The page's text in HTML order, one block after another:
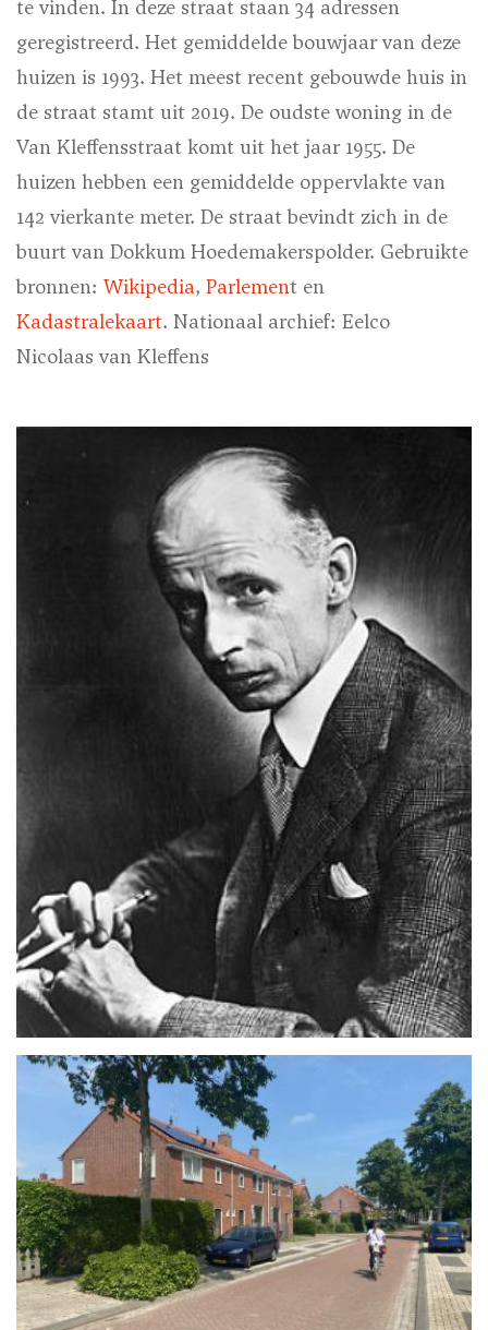
te vinden. In deze straat staan 34 adressen
geregistreerd. Het gemiddelde bouwjaar van deze
huizen is 1993. Het meest recent gebouwde huis in
de straat stamt uit 2019. De oudste woning in de
Van Kleffensstraat komt uit het jaar 1955. De
huizen hebben een gemiddelde oppervlakte van
142 vierkante meter. De straat bevindt zich in de
buurt van Dokkum Hoedemakerspolder. Gebruikte
bronnen: Wikipedia, Parlement en
Kadastralekaart. Nationaal archief: Eelco
Nicolaas van Kleffens